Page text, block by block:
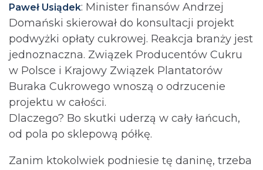
Paweł Usiądek: Minister finansów Andrzej
Domański skierował do konsultacji projekt
podwyżki opłaty cukrowej. Reakcja branży jest
jednoznaczna. Związek Producentów Cukru
w Polsce i Krajowy Związek Plantatorów
Buraka Cukrowego wnoszą o odrzucenie
projektu w całości.
Dlaczego? Bo skutki uderzą w cały łańcuch,
od pola po sklepową półkę.
Zanim ktokolwiek podniesie tę daninę, trzeba